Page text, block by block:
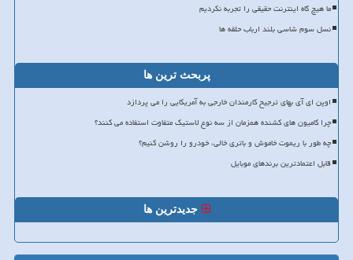
ما هیچ گاه اینترنت حقیقی را تجربه نکردیم
نسل سوم شاسی بلند ارباب حلقه ها
پربحث ترین ها
اوپن ای آی بهای ترجیح کارمندان خارجی به آمریکایی را می پردازد
چرا کامیون های کشنده همزمان از سه نوع لاستیک متفاوت استفاده می کنند؟
چه طور با ریموت خاموش و باتری خالی، خودرو را روشن کنیم؟
قابل اعتمادترین برندهای موبایل
جدیدترین ها